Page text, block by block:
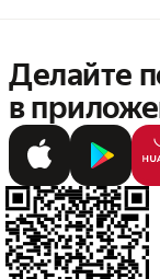
Делайте
в